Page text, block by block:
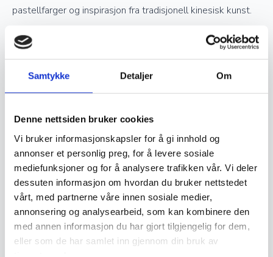
Samtykke Detaljer Om
Denne nettsiden bruker cookies
Vi bruker informasjonskapsler for å gi innhold og
annonser et personlig preg, for å levere sosiale
mediefunksjoner og for å analysere trafikken vår. Vi deler
dessuten informasjon om hvordan du bruker nettstedet
vårt, med partnerne våre innen sosiale medier,
annonsering og analysearbeid, som kan kombinere den
med annen informasjon du har gjort tilgjengelig for dem,
eller som de har samlet inn gjennom din bruk av
pastellfarger og inspirasjon fra tradisjonell kinesisk kunst.
Verdsettelse og investering
kvalitet og finere knytting et teppe har, desto mer
verdifullt blir det over tid. Opprinnelse, materialvalg og
knutetetthet spiller en stor rolle i vurderingen av et teppes
verdi, og godt vedlikeholdte håndknyttede tepper kan gå i
arv i generasjoner.
Vedlikehold og levetid